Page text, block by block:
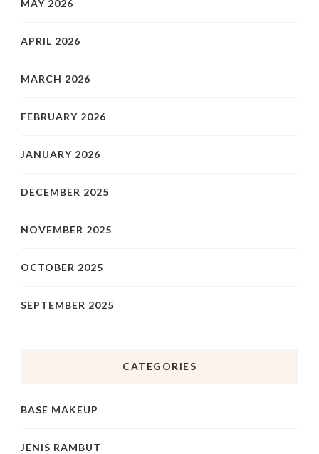
MAY 2026
APRIL 2026
MARCH 2026
FEBRUARY 2026
JANUARY 2026
DECEMBER 2025
NOVEMBER 2025
OCTOBER 2025
SEPTEMBER 2025
CATEGORIES
BASE MAKEUP
JENIS RAMBUT